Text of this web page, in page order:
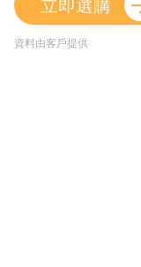
立即選購
資料由客戶提供